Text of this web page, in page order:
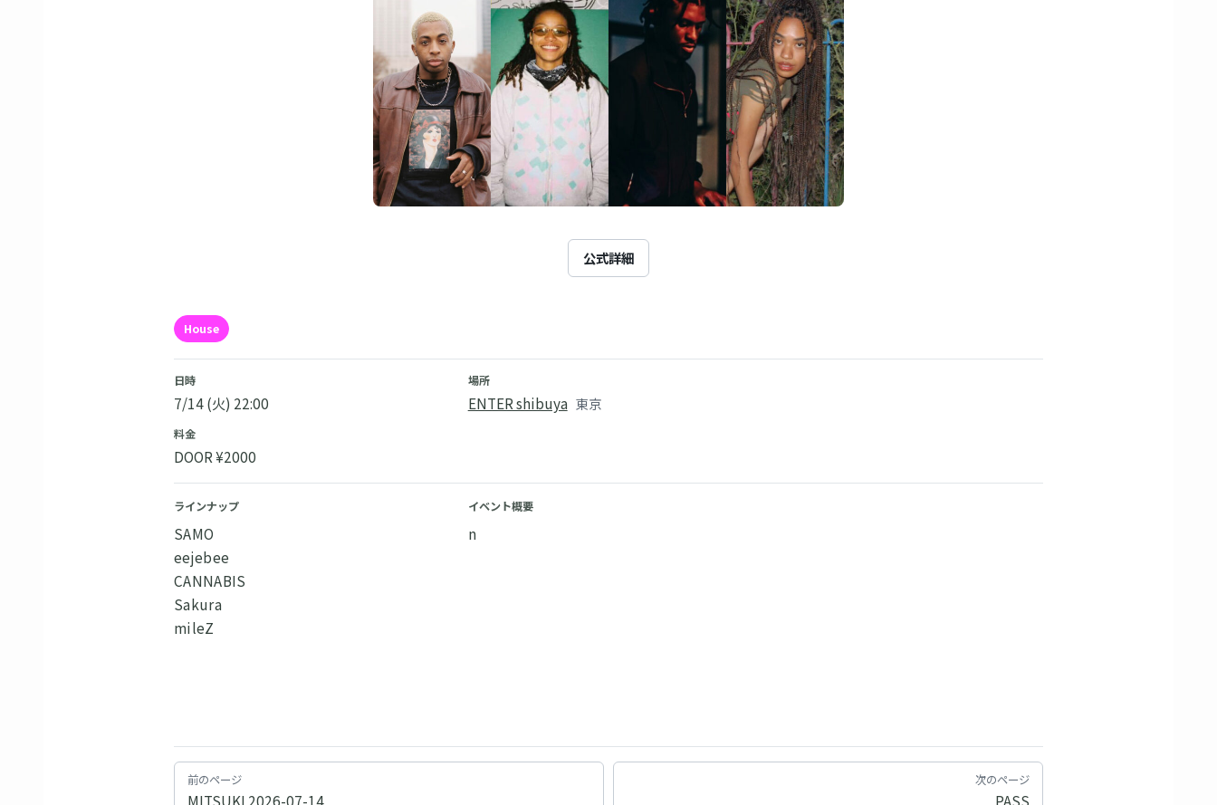
公式詳細
House
日時
7/14 (火) 22:00
場所
ENTER shibuya 東京
料金
DOOR ¥2000
ラインナップ
SAMO
eejebee
CANNABIS
Sakura
mileZ
イベント概要
n
前のページ
MITSUKI 2026-07-14
次のページ
PASS